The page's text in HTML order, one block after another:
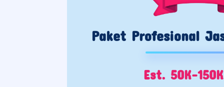
Paket Profesional
Est. 50K-